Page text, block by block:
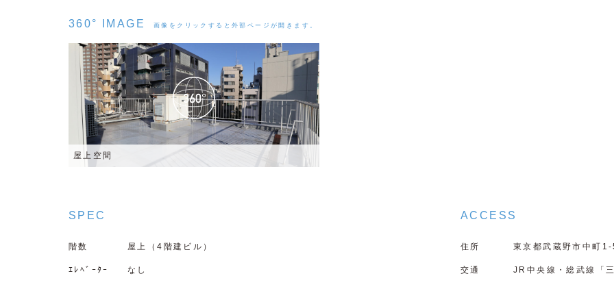
360° IMAGE 画像をクリックすると外部ページが開きます。
屋上空間
SPEC
階数 屋上（4階建ビル）
ｴﾚﾍﾞｰﾀｰ なし
ACCESS
住所 東京都武蔵野市中町
交通 JR中央線・総武線「